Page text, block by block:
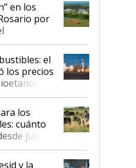
en los
por
las
tras
de los
el
los precios
los
cuánto
julio
y la